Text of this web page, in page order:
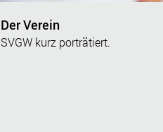
Der Verein
SVGW kurz porträtiert.